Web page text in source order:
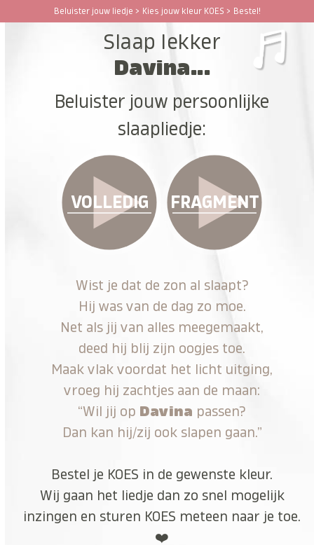
Beluister jouw liedje > Kies jouw kleur KOES > Bestel!
Open
Close
Slaap lekker
Davina...
Beluister jouw persoonlijke
slaapliedje:
VOLLEDIG FRAGMENT
Wist je dat de zon al slaapt?
Hij was van de dag zo moe.
Net als jij van alles meegemaakt,
deed hij blij zijn oogjes toe.
Maak vlak voordat het licht uitging,
vroeg hij zachtjes aan de maan:
“Wil jij op Davina passen?
Dan kan hij/zij ook slapen gaan.”
Bestel je KOES in de gewenste kleur.
Wij gaan het liedje dan zo snel mogelijk
inzingen en sturen KOES meteen naar je toe.
❤️